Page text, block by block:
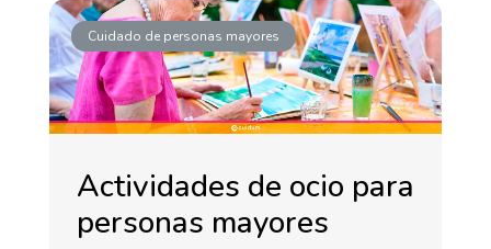
Cuidado de personas mayores
Actividades de ocio para
personas mayores